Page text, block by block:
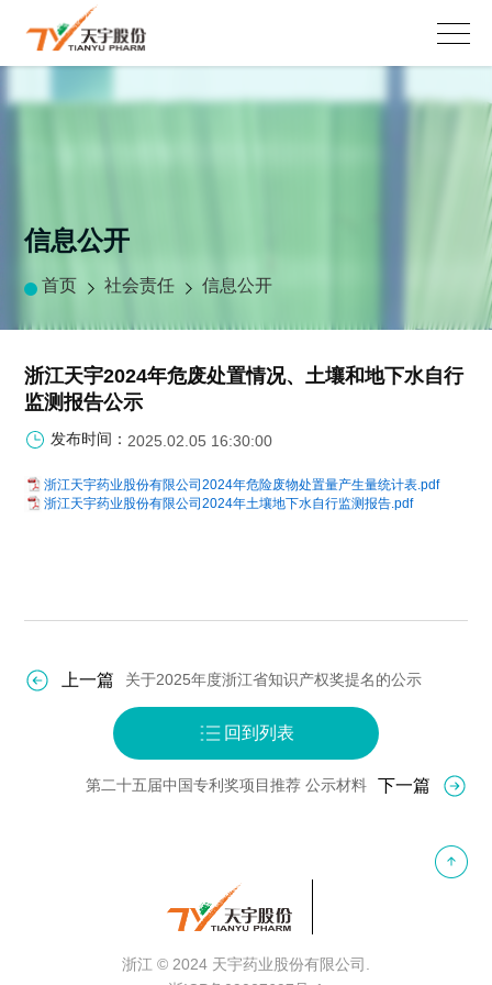
信息公开
首页 社会责任 信息公开
浙江天宇2024年危废处置情况、土壤和地下水自行
监测报告公示
发布时间： 2025.02.05 16:30:00
浙江天宇药业股份有限公司2024年危险废物处置量产生量统计表.pdf
浙江天宇药业股份有限公司2024年土壤地下水自行监测报告.pdf
上一篇 关于2025年度浙江省知识产权奖提名的公示
回到列表
第二十五届中国专利奖项目推荐 公示材料 下一篇
浙江 © 2024 天宇药业股份有限公司.